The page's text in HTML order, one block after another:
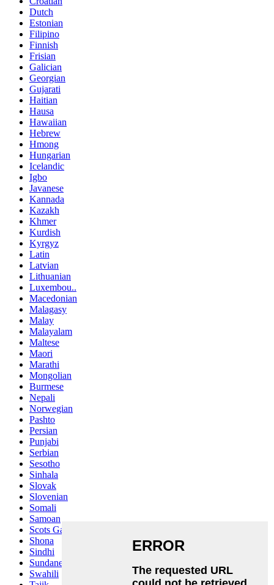
Dutch
Estonian
Filipino
Finnish
Frisian
Galician
Georgian
Gujarati
Haitian
Hausa
Hawaiian
Hebrew
Hmong
Hungarian
Icelandic
Igbo
Javanese
Kannada
Kazakh
Khmer
Kurdish
Kyrgyz
Latin
Latvian
Lithuanian
Luxembou..
Macedonian
Malagasy
Malay
Malayalam
Maltese
Maori
Marathi
Mongolian
Burmese
Nepali
Norwegian
Pashto
Persian
Punjabi
Serbian
Sesotho
Sinhala
Slovak
Slovenian
Somali
Samoan
Scots Gaelic
Shona
Sindhi
Sundanese
Swahili